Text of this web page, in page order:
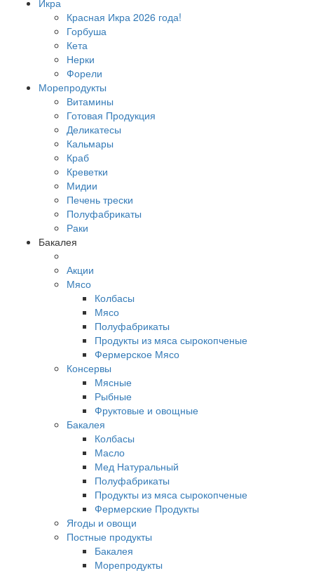
Икра
Красная Икра 2026 года!
Горбуша
Кета
Нерки
Форели
Морепродукты
Витамины
Готовая Продукция
Деликатесы
Кальмары
Краб
Креветки
Мидии
Печень трески
Полуфабрикаты
Раки
Бакалея
Акции
Мясо
Колбасы
Мясо
Полуфабрикаты
Продукты из мяса сырокопченые
Фермерское Мясо
Консервы
Мясные
Рыбные
Фруктовые и овощные
Бакалея
Колбасы
Масло
Мед Натуральный
Полуфабрикаты
Продукты из мяса сырокопченые
Фермерские Продукты
Ягоды и овощи
Постные продукты
Бакалея
Морепродукты